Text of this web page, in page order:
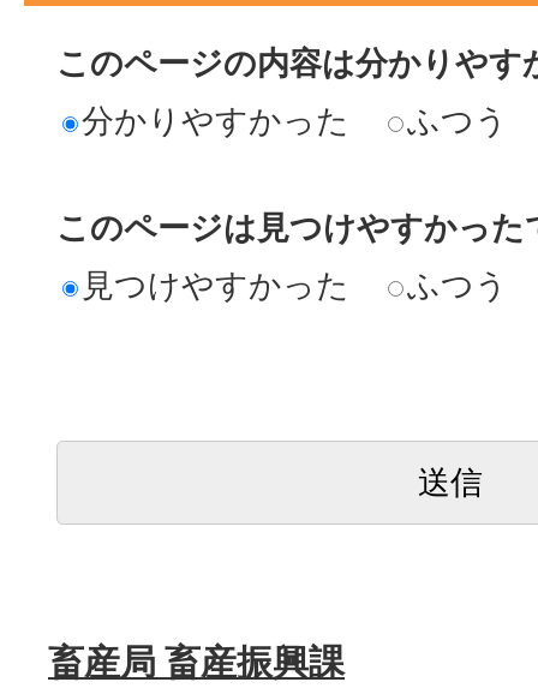
このページの内容は分かりやす
分かりやすかった
ふつう
このページは見つけやすかった
見つけやすかった
ふつう
畜産局 畜産振興課